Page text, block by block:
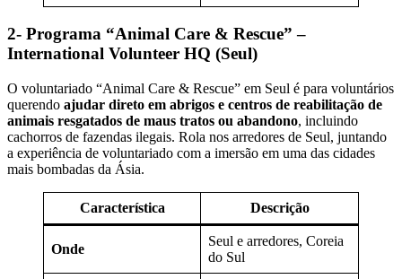
2- Programa “Animal Care & Rescue” –
International Volunteer HQ (Seul)
O voluntariado “Animal Care & Rescue” em Seul é para voluntários
querendo ajudar direto em abrigos e centros de reabilitação de
animais resgatados de maus tratos ou abandono, incluindo
cachorros de fazendas ilegais. Rola nos arredores de Seul, juntando
a experiência de voluntariado com a imersão em uma das cidades
mais bombadas da Ásia.
Característica Descrição
Onde
Seul e arredores, Coreia
do Sul